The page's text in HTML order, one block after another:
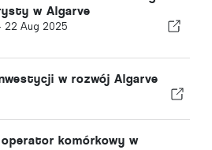
w Algarve
22 Aug 2025
w rozwój Algarve
komórkowy w